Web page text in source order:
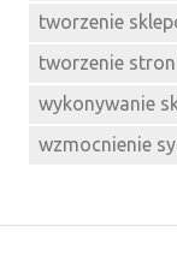
tworzenie
tworzenie
wykonywanie
wzmocnienie